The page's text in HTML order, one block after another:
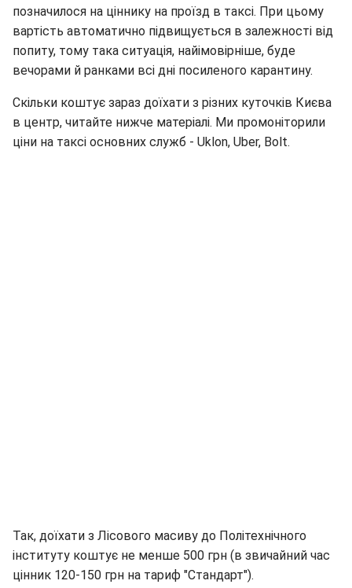
позначилося на ціннику на проїзд в таксі. При цьому
вартість автоматично підвищується в залежності від
попиту, тому така ситуація, найімовірніше, буде
вечорами й ранками всі дні посиленого карантину.
Скільки коштує зараз доїхати з різних куточків Києва
в центр, читайте нижче матеріалі. Ми промоніторили
ціни на таксі основних служб - Uklon, Uber, Bolt.
Так, доїхати з Лісового масиву до Політехнічного
інституту коштує не менше 500 грн (в звичайний час
цінник 120-150 грн на тариф "Стандарт").